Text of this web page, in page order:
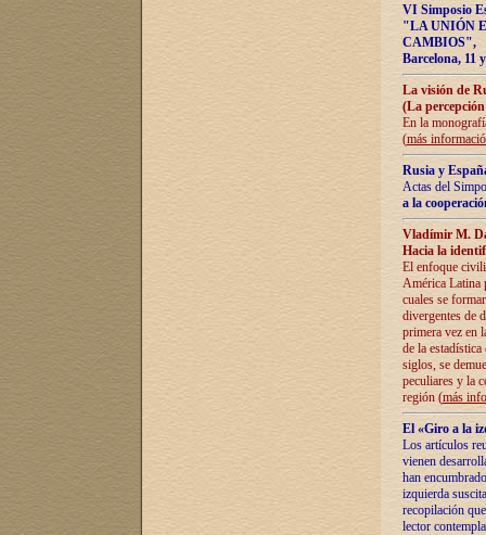
VI Simposio
"LA UNIÓN
CAMBIOS",
Barcelona, 11
La visión de
(La
En la
(más
Rusia y
Actas del
a la
Vladímir M.
Hacia la
El enfoque
América Latina
cuales se
divergentes de
primera vez en
de la
siglos, se
peculiares y la
región (más
El «Giro a la
Los artículos
vienen
han
izquierda
recopilación
lector